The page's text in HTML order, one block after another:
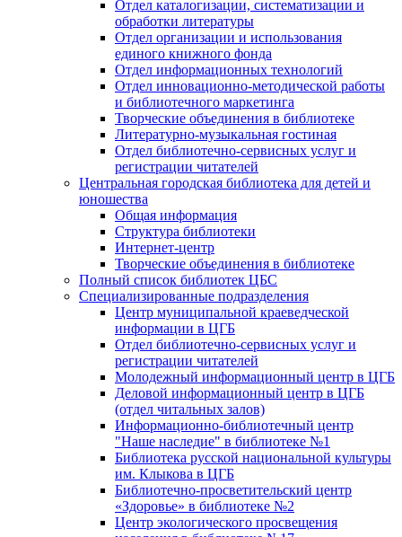
Отдел каталогизации, систематизации и
обработки литературы
Отдел организации и использования
единого книжного фонда
Отдел информационных технологий
Отдел инновационно-методической работы
и библиотечного маркетинга
Творческие объединения в библиотеке
Литературно-музыкальная гостиная
Отдел библиотечно-сервисных услуг и
регистрации читателей
Центральная городская библиотека для детей и
юношества
Общая информация
Структура библиотеки
Интернет-центр
Творческие объединения в библиотеке
Полный список библиотек ЦБС
Специализированные подразделения
Центр муниципальной краеведческой
информации в ЦГБ
Отдел библиотечно-сервисных услуг и
регистрации читателей
Молодежный информационный центр в ЦГБ
Деловой информационный центр в ЦГБ
(отдел читальных залов)
Информационно-библиотечный центр
"Наше наследие" в библиотеке №1
Библиотека русской национальной культуры
им. Клыкова в ЦГБ
Библиотечно-просветительский центр
«Здоровье» в библиотеке №2
Центр экологического просвещения